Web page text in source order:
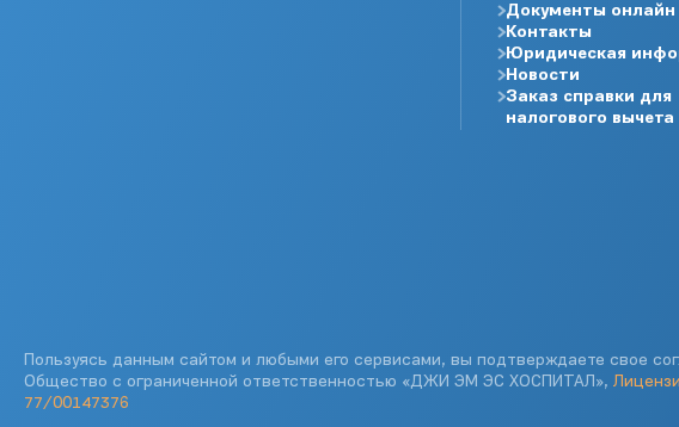
Документы онлайн
Контакты
Юридическая
Новости
Заказ справки для
налогового вычета
Пользуясь данным сайтом и любыми его сервисами, вы подтверждаете свое
Общество с ограниченной ответственностью «ДЖИ ЭМ ЭС ХОСПИТАЛ»,
77/00147376